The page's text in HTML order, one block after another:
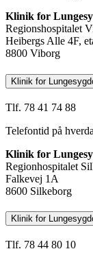
Klinik for
Regionshospitalet
Heibergs Alle 4F,
8800 Viborg
Klinik for
Tlf. 78 41 74 88
Telefontid på
Klinik for
Regionhospitalet
Falkevej 1A
8600 Silkeborg
Klinik for
Tlf. 78 44 80 10